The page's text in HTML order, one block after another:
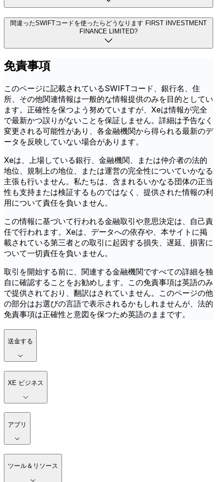
間違ったSWIFTコードを使ったらどうなります FIRST INVESTMENT
FINANCE LIMITED?
免責事項
このページに記載されているSWIFTコード、銀行名、住
所、その他関連情報は一般的な情報提供のみを目的としてい
ます。正確性を保つよう努めていますが、Xeは情報が完全
で最新かつ誤りがないことを保証しません。詳細は予告なく
変更される可能性があり、各金融機関から得られる最新のデ
ータを反映していない場合があります。
Xeは、上場している銀行、金融機関、または仲介者の法的
地位、規制上の地位、または運営の完全性についていかなる
主張も行いません。私たちは、含まれるいかなる団体の正当
性も支持または検証するものではなく、提供された情報の利
用について責任を負いません。
この情報に基づいて行われる金融取引や意思決定は、自己責
任で行われます。Xeは、データへの依存や、本サイトに掲
載されている第三者との取引に起因する損失、遅延、損害に
ついて一切責任を負いません。
取引を開始する前に、関連する金融機関ですべての詳細を独
自に確認することをお勧めします。この免責事項は英語のみ
で提供されており、翻訳はされていません。このページの他
の部分はお選びの言語で表示されるかもしれませんが、法的
免責事項は正確性と意図を保つため英語のままです。
送金する
XE ビジネス
アプリ
ツール＆リソース